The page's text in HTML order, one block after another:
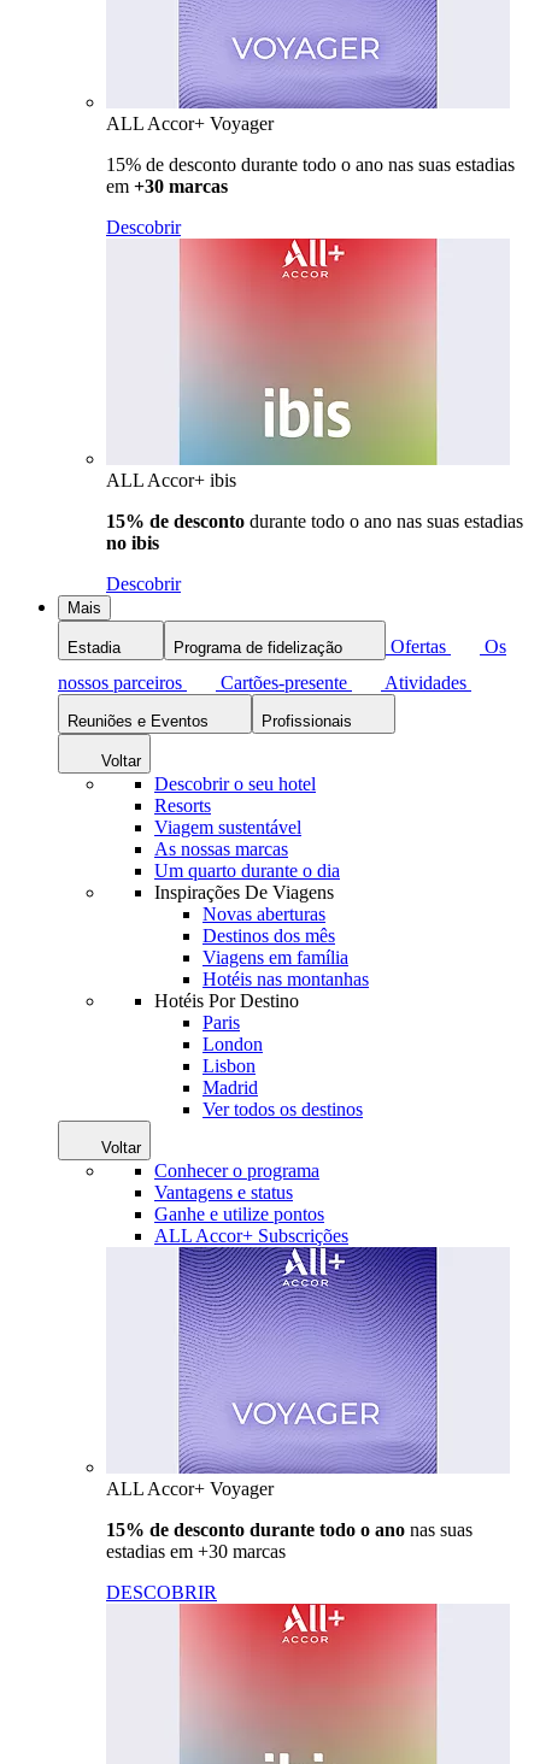
ALL Accor+ Voyager
15% de desconto durante todo o ano nas suas estadias
em +30 marcas
Descobrir
ALL Accor+ ibis
15% de desconto durante todo o ano nas suas estadias
no ibis
Descobrir
Mais
Estadia Programa de fidelização Ofertas
Os
nossos parceiros
Cartões-presente Atividades
Reuniões e Eventos Profissionais
Voltar
Descobrir o seu hotel
Resorts
Viagem sustentável
As nossas marcas
Um quarto durante o dia
Inspirações De Viagens
Novas aberturas
Destinos dos mês
Viagens em família
Hotéis nas montanhas
Hotéis Por Destino
Paris
London
Lisbon
Madrid
Ver todos os destinos
Voltar
Conhecer o programa
Vantagens e status
Ganhe e utilize pontos
ALL Accor+ Subscrições
ALL Accor+ Voyager
15% de desconto durante todo o ano nas suas
estadias em +30 marcas
DESCOBRIR